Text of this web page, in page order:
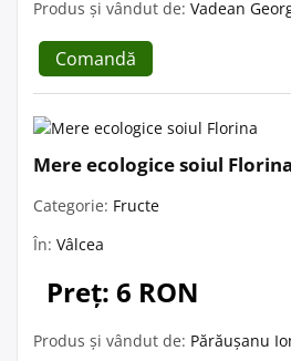
Produs și vândut de: Vadean
Comandă
Mere ecologice soiul Florina
Categorie: Fructe
În: Vâlcea
Preț: 6 RON
Produs și vândut de: Părăușanu